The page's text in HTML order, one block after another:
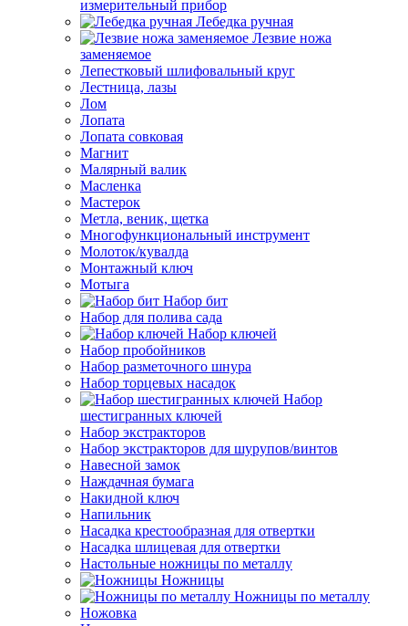
измерительный прибор
Лебедка ручная
Лезвие ножа
заменяемое
Лепестковый шлифовальный круг
Лестница, лазы
Лом
Лопата
Лопата совковая
Магнит
Малярный валик
Масленка
Мастерок
Метла, веник, щетка
Многофункциональный инструмент
Молоток/кувалда
Монтажный ключ
Мотыга
Набор бит
Набор для полива сада
Набор ключей
Набор пробойников
Набор разметочного шнура
Набор торцевых насадок
Набор
шестигранных ключей
Набор экстракторов
Набор экстракторов для шурупов/винтов
Навесной замок
Наждачная бумага
Накидной ключ
Напильник
Насадка крестообразная для отвертки
Насадка шлицевая для отвертки
Настольные ножницы по металлу
Ножницы
Ножницы по металлу
Ножовка